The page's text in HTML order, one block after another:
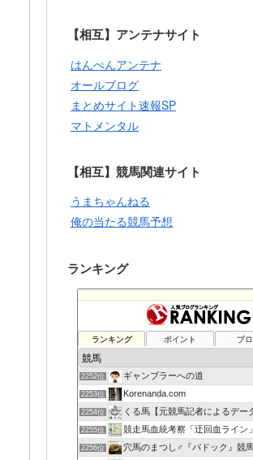
【相互】アンテナサイト
はんぺんアンテナ
オールブログ
まとめサイト速報SP
マトメンタル
【相互】競馬関連サイト
うまちゃんねる
俺の当たる競馬予想
ランキング
ランキング ポイント ブ
2252位 ギャンブラーへの道
2253位 Korenanda.com
2254位 くる馬【元競馬記者によるデー
2255位 競走馬血統考察「迂回血ライン」〜深
2256位 穴馬のまつし♂『パドック』競